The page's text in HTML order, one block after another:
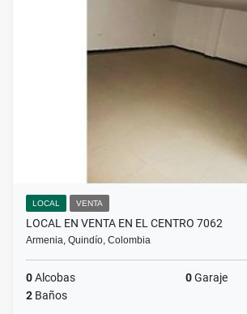
LOCAL VENTA
LOCAL EN VENTA EN EL CENTRO 7062
Armenia, Quindío, Colombia
0Alcobas 0Garaje
2 Baños